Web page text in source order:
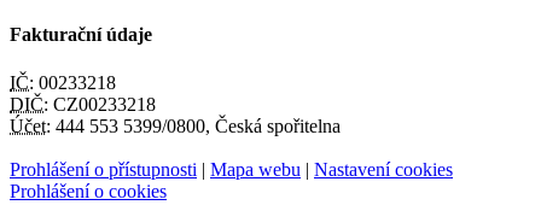
Fakturační údaje
IČ: 00233218
DIČ: CZ00233218
Účet: 444 553 5399/0800, Česká spořitelna
Prohlášení o přístupnosti | Mapa webu | Nastavení cookies
Prohlášení o cookies